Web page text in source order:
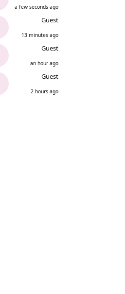
a few seconds ago
Guest
13 minutes ago
Guest
an hour ago
Guest
2 hours ago